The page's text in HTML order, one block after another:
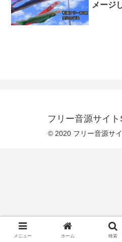
メージ
フリー音源サイ
© 2020 フリー音源サ
メニュー ホーム 検索